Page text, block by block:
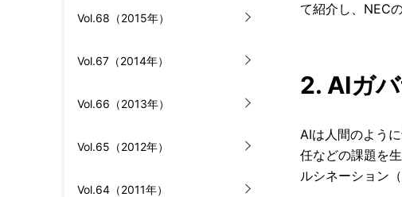
Vol.68（2015年）
Vol.67（2014年）
Vol.66（2013年）
Vol.65（2012年）
Vol.64（2011年）
て紹介し、NEC
2. AIガ
AIは人間のよう
任などの課題を
ルシネーション